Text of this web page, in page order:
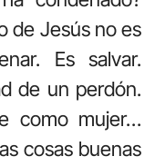
de Jesús no es
Es salvar.
de un perdón.
como mujer…
cosas buenas